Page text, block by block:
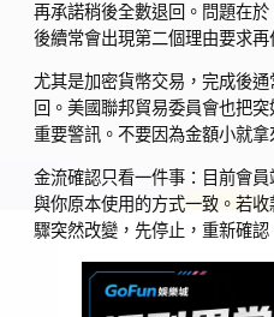
再承諾稍後全數退回。問題在
後續常會出現第二個理由要求再
尤其是加密貨幣交易，完成後
回。美國聯邦貿易委員會也把
重要警訊。不要因為金額小就拿
金流確認只看一件事：目前會
與你原本使用的方式一致。若
驟突然改變，先停止，重新確